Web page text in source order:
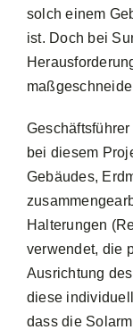
solch einem
ist. Doch bei
bei diesem
Gebäudes,
Halterungen
verwendet, die
Ausrichtung
diese
dass die